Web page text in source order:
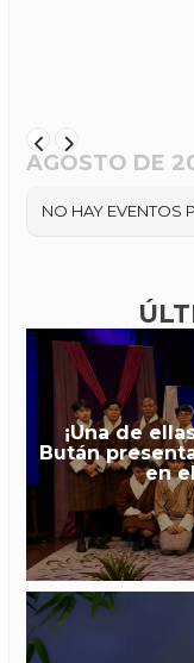
AGOSTO DE
NO HAY EVENTOS
¡Una de
Bután
en